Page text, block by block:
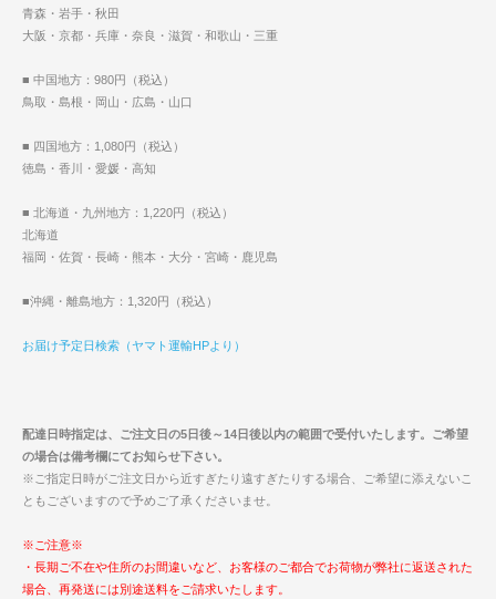
青森・岩手・秋田
大阪・京都・兵庫・奈良・滋賀・和歌山・三重
■ 中国地方：980円（税込）
鳥取・島根・岡山・広島・山口
■ 四国地方：1,080円（税込）
徳島・香川・愛媛・高知
■ 北海道・九州地方：1,220円（税込）
北海道
福岡・佐賀・長崎・熊本・大分・宮崎・鹿児島
■沖縄・離島地方：1,320円（税込）
お届け予定日検索（ヤマト運輸HPより）
配達日時指定は、ご注文日の5日後～14日後以内の範囲で受付いたします。ご希望
の場合は備考欄にてお知らせ下さい。
※ご指定日時がご注文日から近すぎたり遠すぎたりする場合、ご希望に添えないこ
ともございますので予めご了承くださいませ。
※ご注意※
・長期ご不在や住所のお間違いなど、お客様のご都合でお荷物が弊社に返送された
場合、再発送には別途送料をご請求いたします。